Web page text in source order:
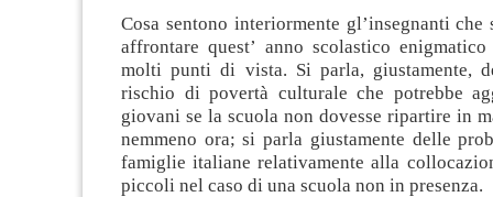
Cosa sentono interiormente gl’insegnanti che
affrontare quest’ anno scolastico
molti punti di vista. Si parla, giustamente,
rischio di povertà culturale che potrebbe
giovani se la scuola non dovesse ripartire in
nemmeno ora; si parla giustamente delle
famiglie italiane relativamente alla
piccoli nel caso di una scuola non in presenza.